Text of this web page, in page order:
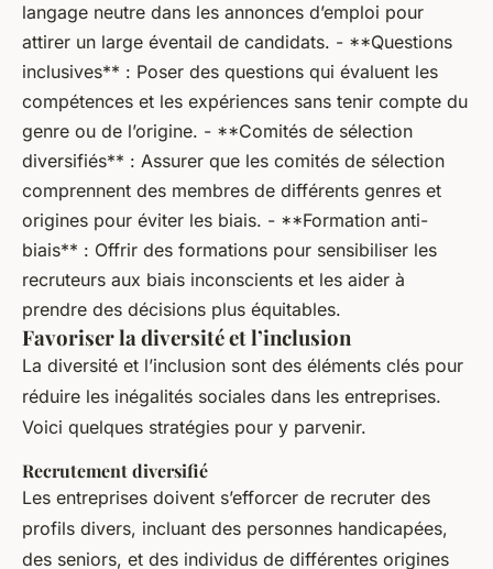
langage neutre dans les annonces d’emploi pour
attirer un large éventail de candidats. - **Questions
inclusives** : Poser des questions qui évaluent les
compétences et les expériences sans tenir compte du
genre ou de l’origine. - **Comités de sélection
diversifiés** : Assurer que les comités de sélection
comprennent des membres de différents genres et
origines pour éviter les biais. - **Formation anti-
biais** : Offrir des formations pour sensibiliser les
recruteurs aux biais inconscients et les aider à
prendre des décisions plus équitables.
Favoriser la diversité et l’inclusion
La diversité et l’inclusion sont des éléments clés pour
réduire les inégalités sociales dans les entreprises.
Voici quelques stratégies pour y parvenir.
Recrutement diversifié
Les entreprises doivent s’efforcer de recruter des
profils divers, incluant des personnes handicapées,
des seniors, et des individus de différentes origines